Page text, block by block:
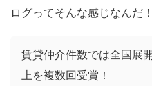
ログってそんな感じなんだ
賃貸仲介件数では全国展
上を複数回受賞！